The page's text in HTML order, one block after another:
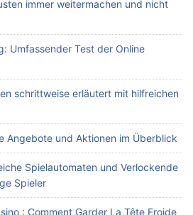
immer weitermachen und nicht
Umfassender Test der Online
schrittweise erläutert mit hilfreichen
Angebote und Aktionen im Überblick
Spielautomaten und Verlockende
Spieler
: Comment Garder La Tête Froide